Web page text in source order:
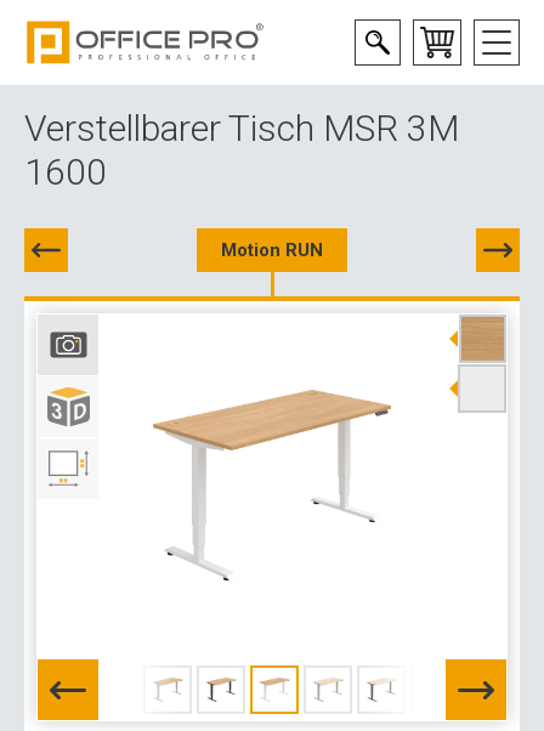
Verstellbarer Tisch MSR 3M
1600
Motion RUN